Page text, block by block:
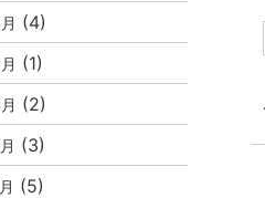
(4)
(1)
(2)
(3)
(5)